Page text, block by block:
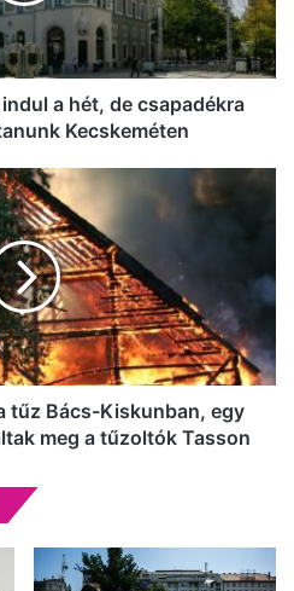
a hét, de csapadékra
Kecskeméten
tűz Bács-Kiskunban, egy
meg a tűzoltók Tasson